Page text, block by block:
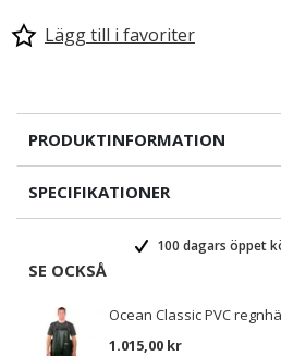
Lägg till i favoriter
PRODUKTINFORMATION
SPECIFIKATIONER
100 dagars öppet
SE OCKSÅ
Ocean Classic PVC
1.015,00 kr